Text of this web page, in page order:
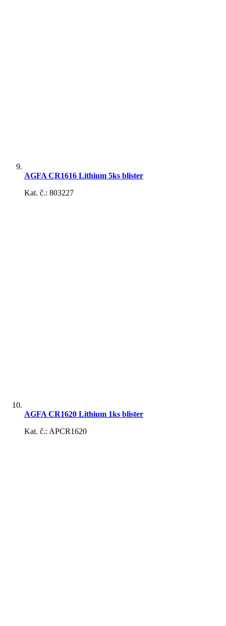
AGFA CR1616 Lithium 5ks blister
Kat. č.: 803227
AGFA CR1620 Lithium 1ks blister
Kat. č.: APCR1620